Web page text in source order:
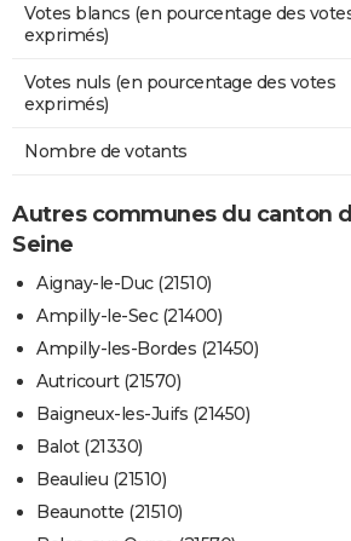
Votes blancs (en pourcentage des
exprimés)
Votes nuls (en pourcentage des votes
exprimés)
Nombre de votants
Autres communes du canton
Seine
Aignay-le-Duc (21510)
Ampilly-le-Sec (21400)
Ampilly-les-Bordes (21450)
Autricourt (21570)
Baigneux-les-Juifs (21450)
Balot (21330)
Beaulieu (21510)
Beaunotte (21510)